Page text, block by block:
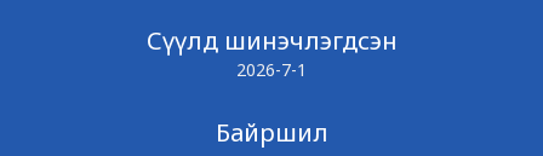
Сүүлд шинэчлэгдсэн
2026-7-1
Байршил